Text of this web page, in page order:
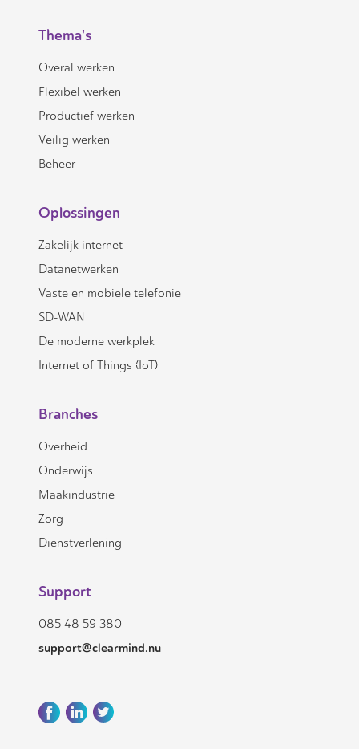
Thema's
Overal werken
Flexibel werken
Productief werken
Veilig werken
Beheer
Oplossingen
Zakelijk internet
Datanetwerken
Vaste en mobiele telefonie
SD-WAN
De moderne werkplek
Internet of Things (IoT)
Branches
Overheid
Onderwijs
Maakindustrie
Zorg
Dienstverlening
Support
085 48 59 380
support@clearmind.nu